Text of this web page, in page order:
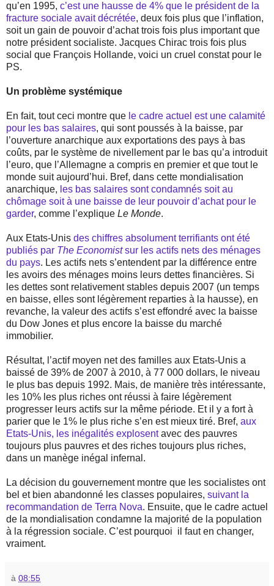
qu’en 1995, c’est une hausse de 4% que le président de la
fracture sociale avait décrétée, deux fois plus que l’inflation,
soit un gain de pouvoir d’achat trois fois plus important que
notre président socialiste. Jacques Chirac trois fois plus
social que François Hollande, voici un cruel constat pour le
PS.
Un problème systémique
En fait, tout ceci montre que le cadre actuel est une calamité
pour les bas salaires, qui sont poussés à la baisse, par
l’ouverture anarchique aux exportations des pays à bas
coûts, par le système de nivellement par le bas qu’a introduit
l’euro, que l’Allemagne a compris en premier et que tout le
monde suit aujourd’hui. Bref, dans cette mondialisation
anarchique, les bas salaires sont condamnés soit au
chômage soit à une baisse de leur pouvoir d’achat pour le
garder, comme l’explique Le Monde.
Aux Etats-Unis des chiffres absolument terrifiants ont été
publiés par The Economistsur les actifs nets des ménages
du pays. Les actifs nets s’entendent par la différence entre
les avoirs des ménages moins leurs dettes financières. Si
les dettes sont relativement stables depuis 2007 (un temps
en baisse, elles sont légèrement reparties à la hausse), en
revanche, la valeur des actifs s’est effondré avec la baisse
du Dow Jones et plus encore la baisse du marché
immobilier.
Résultat, l’actif moyen net des familles aux Etats-Unis a
baissé de 39% de 2007 à 2010, à 77 000 dollars, le niveau
le plus bas depuis 1992. Mais, de manière très intéressante,
les 10% les plus riches ont réussi à faire légèrement
progresser leurs actifs sur la même période. Et il y a fort à
parier que le 1% le plus riche s’en est mieux tiré. Bref, aux
Etats-Unis, les inégalités explosentavec des pauvres
toujours plus pauvres et des riches toujours plus riches,
dans un manège inégal infernal.
La décision du gouvernement montre que les socialistes ont
bel et bien abandonné les classes populaires, suivant la
recommandation de Terra Nova. Ensuite, que le cadre actuel
de la mondialisation condamne la majorité de la population
à la régression sociale. C’est pourquoi il faut en changer,
vraiment.
à 08:55